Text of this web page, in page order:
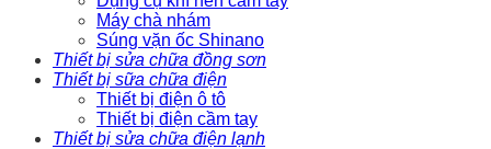
Máy chà nhám
Súng vặn ốc Shinano
Thiết bị sửa chữa đồng sơn
Thiết bị sữa chữa điện
Thiết bị điện ô tô
Thiết bị điện cầm tay
Thiết bị sửa chữa điện lạnh